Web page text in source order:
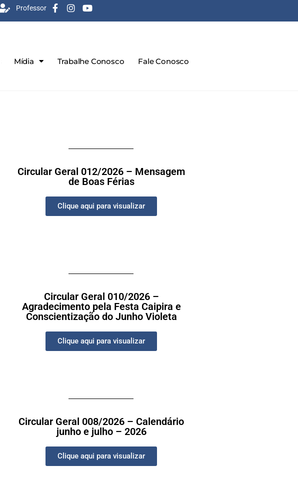
Professor
Mídia Trabalhe Conosco Fale Conosco
Circular Geral 012/2026 – Mensagem
de Boas Férias
Clique aqui para visualizar
Circular Geral 010/2026 –
Agradecimento pela Festa Caipira e
Conscientização do Junho Violeta
Clique aqui para visualizar
Circular Geral 008/2026 – Calendário
junho e julho – 2026
Clique aqui para visualizar